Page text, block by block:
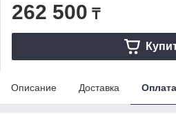
262 500 ₸
Описание Доставка Оплата